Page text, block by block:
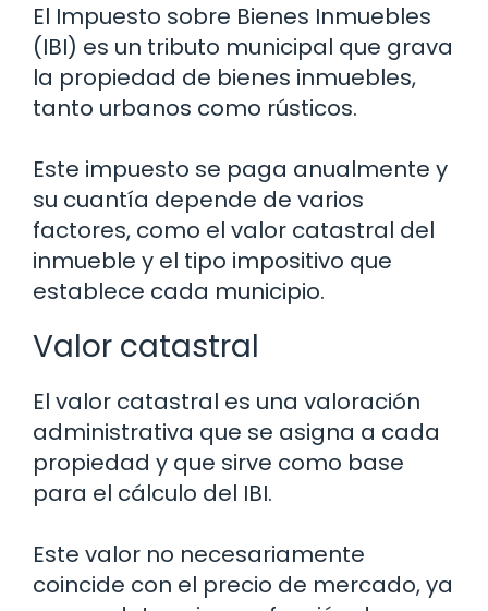
El Impuesto sobre Bienes Inmuebles
(IBI) es un tributo municipal que grava
la propiedad de bienes inmuebles,
tanto urbanos como rústicos.
Este impuesto se paga anualmente y
su cuantía depende de varios
factores, como el valor catastral del
inmueble y el tipo impositivo que
establece cada municipio.
Valor catastral
El valor catastral es una valoración
administrativa que se asigna a cada
propiedad y que sirve como base
para el cálculo del IBI.
Este valor no necesariamente
coincide con el precio de mercado, ya